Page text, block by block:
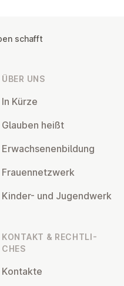
schafft
ÜBER UNS
In Kürze
Glauben heißt
Er­wach­se­nen­bil­dung
Frau­en­netz­werk
Kinder- und Ju­gend­werk
KONTAKT & RECHT­LI­
CHES
Kontakte